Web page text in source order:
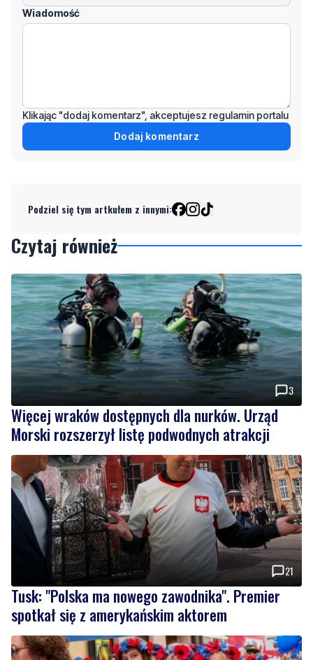
Wiadomość
Klikając "dodaj komentarz", akceptujesz regulamin portalu
Dodaj komentarz
Podziel się tym artkułem z innymi:
Czytaj również
3
Więcej wraków dostępnych dla nurków. Urząd
Morski rozszerzył listę podwodnych atrakcji
21
Tusk: "Polska ma nowego zawodnika". Premier
spotkał się z amerykańskim aktorem